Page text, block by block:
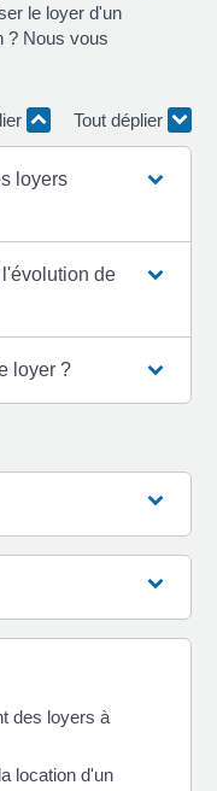
le loyer d'un
? Nous vous
Tout déplier
loyers
de
loyer ?
des loyers à
location d'un